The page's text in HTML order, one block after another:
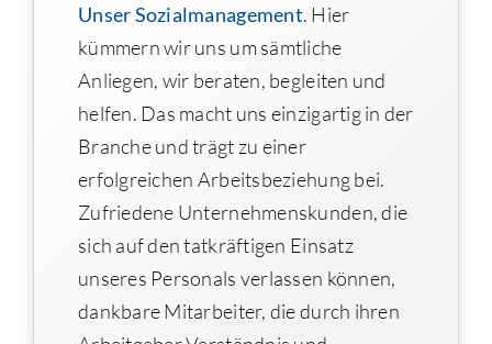
Unser Sozialmanagement. Hier
kümmern wir uns um sämtliche
Anliegen, wir beraten, begleiten und
helfen. Das macht uns einzigartig in der
Branche und trägt zu einer
erfolgreichen Arbeitsbeziehung bei.
Zufriedene Unternehmenskunden, die
sich auf den tatkräftigen Einsatz
unseres Personals verlassen können,
dankbare Mitarbeiter, die durch ihren